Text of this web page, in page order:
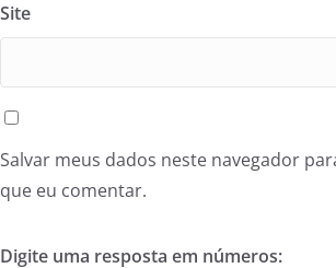
Site
Salvar meus dados neste navegador
que eu comentar.
Digite uma resposta em números: